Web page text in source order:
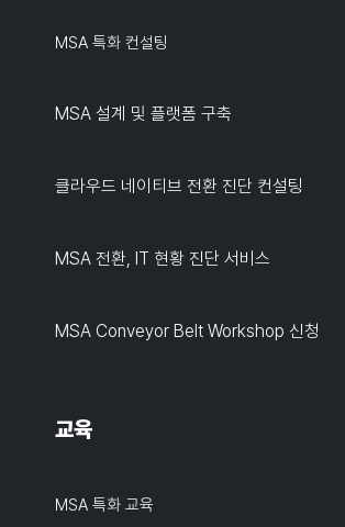
MSA 특화 컨설팅
MSA 설계 및 플랫폼 구축
클라우드 네이티브 전환 진단 컨설팅
MSA 전환, IT 현황 진단 서비스
MSA Conveyor Belt Workshop 신청
교육
MSA 특화 교육